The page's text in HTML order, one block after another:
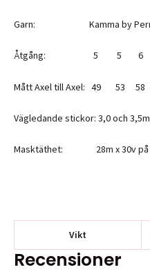
Garn: Kamma by
Åtgång: 5 5 6 6
Mått Axel till Axel: 49 53 58
Vägledande stickor: 3,0 och
Masktäthet: 28m x 30v på
Vikt
Recensioner